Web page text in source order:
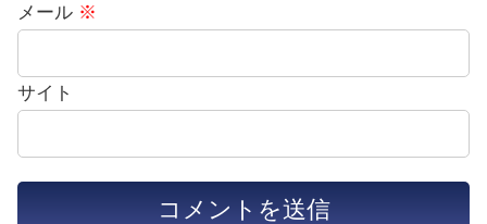
メール ※
サイト